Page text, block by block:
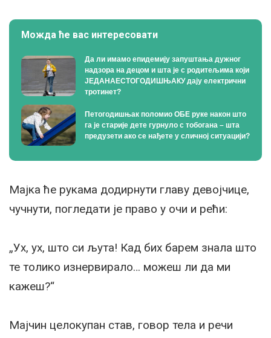
Можда ће вас интересовати
Да ли имамо епидемију запуштања дужног
надзора на децом и шта је с родитељима који
ЈЕДАНАЕСТОГОДИШЊАКУ дају електрични
тротинет?
Петогодишњак поломио ОБЕ руке након што
га је старије дете гурнуло с тобогана – шта
предузети ако се нађете у сличној ситуацији?
Мајка ће рукама додирнути главу девојчице,
чучнути, погледати је право у очи и рећи:
„Ух, ух, што си љута! Кад бих барем знала што
те толико изнервирало… можеш ли да ми
кажеш?“
Мајчин целокупан став, говор тела и речи